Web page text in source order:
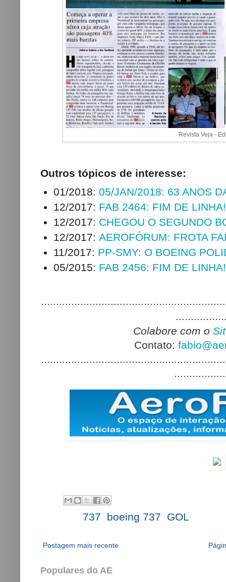
Revista Veja -
Outros tópicos de interesse:
01/2018: 05/JAN/2018: 63 ANOS
12/2017: FAB 2464: FIM DE LINHA!
12/2017: CHEGOU O SEGUNDO
12/2017: AEROFÓRUM: FROTA
11/2017: PP-SMY: O BOEING
05/2015: FAB 2456: FIM DE LINHA!
Colabore com o
Contato:
737 boeing 737 GOL
Postagem mais recente
Populares do AE